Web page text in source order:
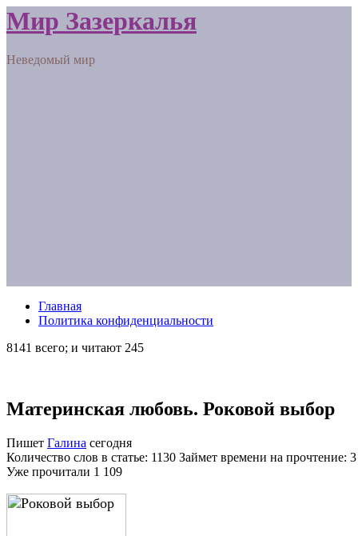
Мир Зазеркалья
Неведомый мир
Главная
Политика конфиденциальности
8141 всего; и читают 245
Материнская любовь. Роковой выбор
Пишет Галина сегодня
Количество слов в статье: 1130 Займет времени на прочтение:
Уже прочитали 1 109